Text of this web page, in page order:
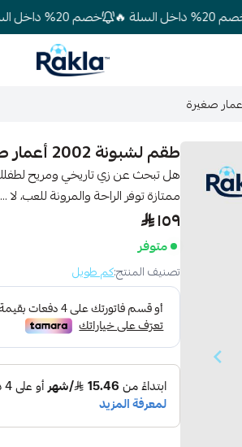
خصم 20% داخل السلة 🔥
Rakla
طقم لشبونة 2002 أعمار صغيرة
ممتازة توفر الراحة والمرونة للعب، لا ...
١٥٩
متوفر
تصنيف المنتج:كم طويل